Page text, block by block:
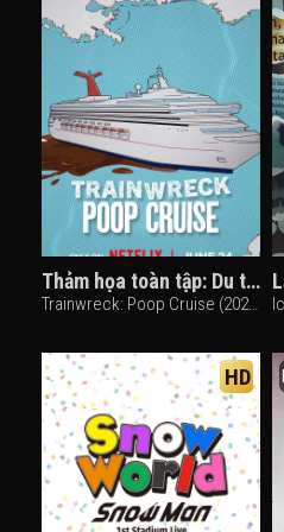
Thảm họa toàn tập: Du thuyền xú uế
Trainwreck: Poop Cruise (2025)
HD